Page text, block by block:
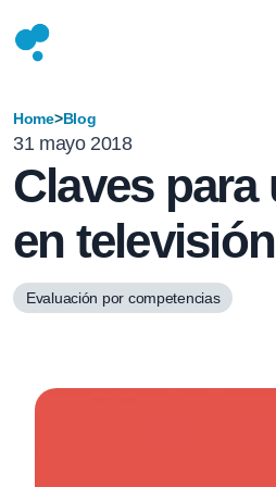
Home>Blog
31 mayo 2018
Claves
en televisión
Evaluación por competencias